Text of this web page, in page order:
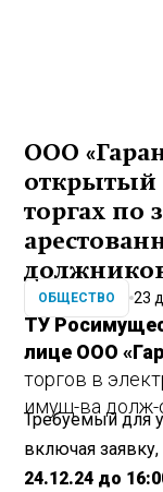
ООО
открытый
торгах по
ОБЩЕСТВО 23
ТУ
лице ООО
торгов в
имущ-ва долж-
Требуемый для
включая
24.12.24 до